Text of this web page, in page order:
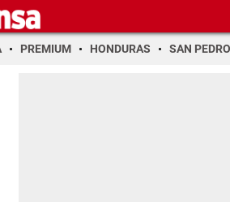
PREMIUM HONDURAS SAN PEDRO